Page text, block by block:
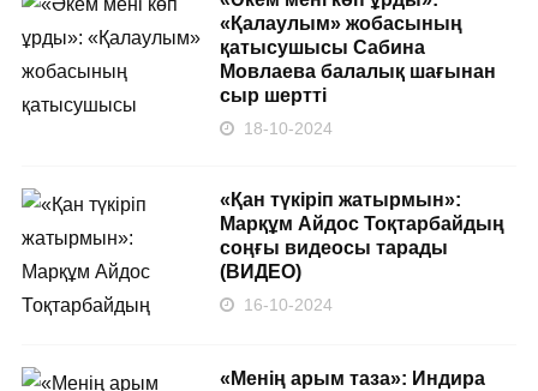
«Қалаулым» жобасының
қатысушысы Сабина
Мовлаева балалық шағынан
сыр шертті
18-10-2024
«Қан түкіріп жатырмын»:
Марқұм Айдос Тоқтарбайдың
соңғы видеосы тарады
(ВИДЕО)
16-10-2024
«Менің арым таза»: Индира